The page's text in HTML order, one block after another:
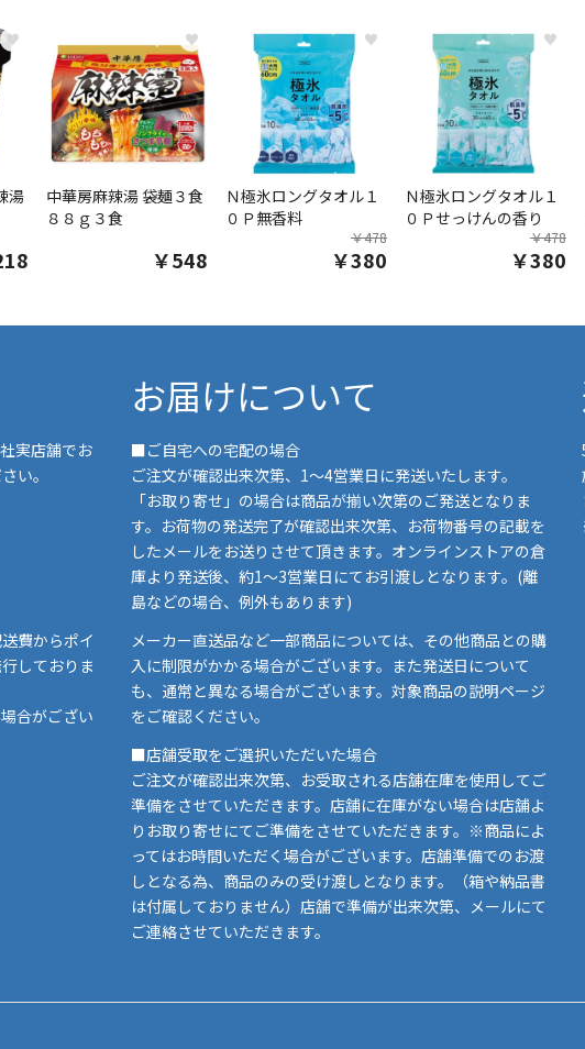
♥
湯
♥
中華房麻辣湯 袋麺３食
８８ｇ３食
￥548
♥
Ｎ極氷ロングタオル１
０Ｐ無香料
￥478
￥380
♥
Ｎ極氷ロングタオル１
０Ｐせっけんの香り
￥478
￥380
実店舗でお
い。
費からポイ
しておりま
合がござい
お届けについて
■ご自宅への宅配の場合
ご注文が確認出来次第、1～4営業日に発送いたします。
「お取り寄せ」の場合は商品が揃い次第のご発送となりま
す。お荷物の発送完了が確認出来次第、お荷物番号の記載を
したメールをお送りさせて頂きます。オンラインストアの倉
庫より発送後、約1～3営業日にてお引渡しとなります。(離
島などの場合、例外もあります)
メーカー直送品など一部商品については、その他商品との購
入に制限がかかる場合がございます。また発送日について
も、通常と異なる場合がございます。対象商品の説明ページ
をご確認ください。
■店舗受取をご選択いただいた場合
ご注文が確認出来次第、お受取される店舗在庫を使用してご
準備をさせていただきます。店舗に在庫がない場合は店舗よ
りお取り寄せにてご準備をさせていただきます。※商品によ
ってはお時間いただく場合がございます。店舗準備でのお渡
しとなる為、商品のみの受け渡しとなります。（箱や納品書
は付属しておりません）店舗で準備が出来次第、メールにて
ご連絡させていただきます。